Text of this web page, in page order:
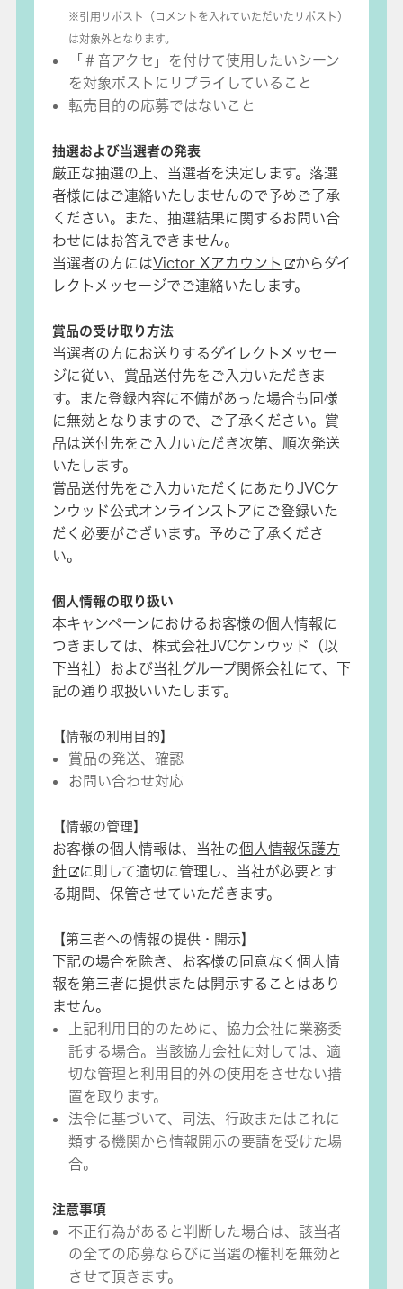
※引用リポスト（コメントを入れていただいたリポスト）
は対象外となります。
「＃音アクセ」を付けて使用したいシーン
を対象ポストにリプライしていること
転売目的の応募ではないこと
抽選および当選者の発表
厳正な抽選の上、当選者を決定します。落選
者様にはご連絡いたしませんので予めご了承
ください。また、抽選結果に関するお問い合
わせにはお答えできません。
当選者の方にはVictor Xアカウント
からダイ
レクトメッセージでご連絡いたします。
賞品の受け取り方法
当選者の方にお送りするダイレクトメッセー
ジに従い、賞品送付先をご入力いただきま
す。また登録内容に不備があった場合も同様
に無効となりますので、ご了承ください。賞
品は送付先をご入力いただき次第、順次発送
いたします。
賞品送付先をご入力いただくにあたりJVCケ
ンウッド公式オンラインストアにご登録いた
だく必要がございます。予めご了承くださ
い。
個人情報の取り扱い
本キャンペーンにおけるお客様の個人情報に
つきましては、株式会社JVCケンウッド（以
下当社）および当社グループ関係会社にて、下
記の通り取扱いいたします。
【情報の利用目的】
賞品の発送、確認
お問い合わせ対応
【情報の管理】
お客様の個人情報は、当社の個人情報保護方
針
に則して適切に管理し、当社が必要とす
る期間、保管させていただきます。
【第三者への情報の提供・開示】
下記の場合を除き、お客様の同意なく個人情
報を第三者に提供または開示することはあり
ません。
上記利用目的のために、協力会社に業務委
託する場合。当該協力会社に対しては、適
切な管理と利用目的外の使用をさせない措
置を取ります。
法令に基づいて、司法、行政またはこれに
類する機関から情報開示の要請を受けた場
合。
注意事項
不正行為があると判断した場合は、該当者
の全ての応募ならびに当選の権利を無効と
させて頂きます。